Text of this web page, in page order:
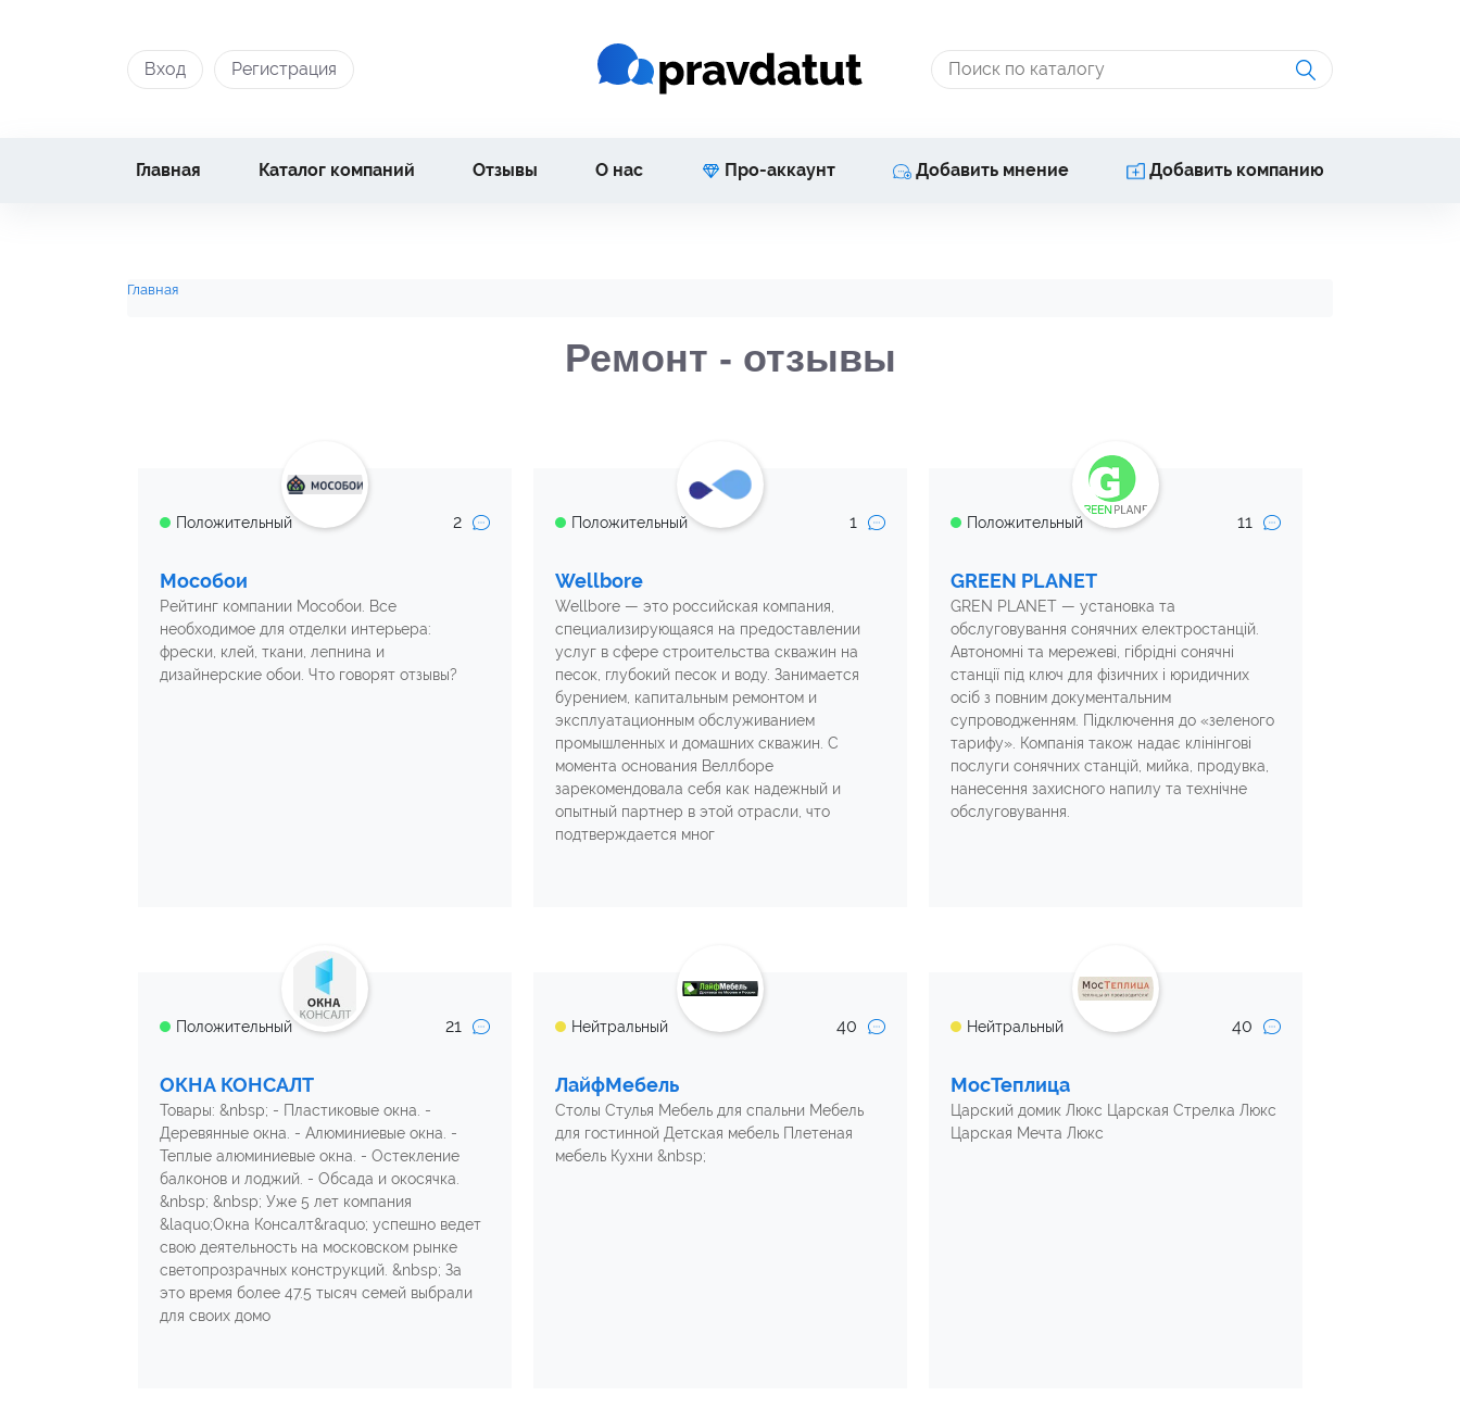
Вход Регистрация
Главная Каталог компаний Отзывы О нас Про-аккаунт Добавить мнение Добавить компанию
Главная
Ремонт - отзывы
Положительный 2
Мособои
Рейтинг компании Мособои. Все
необходимое для отделки интерьера:
фрески, клей, ткани, лепнина и
дизайнерские обои. Что говорят отзывы?
Положительный 1
Wellbore
Wellbore — это российская компания,
специализирующаяся на предоставлении
услуг в сфере строительства скважин на
песок, глубокий песок и воду. Занимается
бурением, капитальным ремонтом и
эксплуатационным обслуживанием
промышленных и домашних скважин. С
момента основания Веллборе
зарекомендовала себя как надежный и
опытный партнер в этой отрасли, что
подтверждается мног
Положительный 11
GREEN PLANET
GREN PLANET — установка та
обслуговування сонячних електростанцій.
Автономні та мережеві, гібрідні сонячні
станції під ключ для фізичних і юридичних
осіб з повним документальним
супроводженням. Підключення до «зеленого
тарифу». Компанія також надає клінінгові
послуги сонячних станцій, мийка, продувка,
нанесення захисного напилу та технічне
обслуговування.
Положительный 21
ОКНА КОНСАЛТ
Товары: &nbsp; - Пластиковые окна. -
Деревянные окна. - Алюминиевые окна. -
Теплые алюминиевые окна. - Остекление
балконов и лоджий. - Обсада и окосячка.
&nbsp; &nbsp; Уже 5 лет компания
&laquo;Окна Консалт&raquo; успешно ведет
свою деятельность на московском рынке
светопрозрачных конструкций. &nbsp; За
это время более 47.5 тысяч семей выбрали
для своих домо
Нейтральный 40
ЛайфМебель
Столы Стулья Мебель для спальни Мебель
для гостинной Детская мебель Плетеная
мебель Кухни &nbsp;
Нейтральный 40
МосТеплица
Царский домик Люкс Царская Стрелка Люкс
Царская Мечта Люкс